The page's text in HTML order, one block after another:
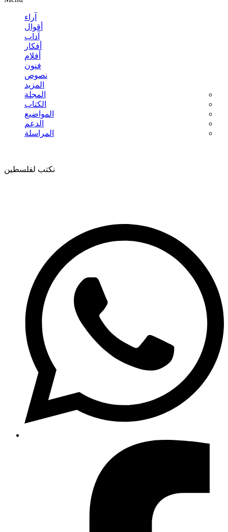
آراء
أقوال
آداب
أفكار
أفلام
فنون
نصوص
المزيد
المجلة
الكتاب
المواضيع
الدعم
المراسلة
نكتب لفلسطين